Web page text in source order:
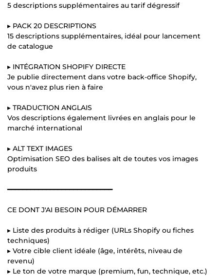
5 descriptions supplémentaires au tarif dégressif
▸ PACK 20 DESCRIPTIONS
15 descriptions supplémentaires, idéal pour lancement
de catalogue
▸ INTÉGRATION SHOPIFY DIRECTE
Je publie directement dans votre back-office Shopify,
vous n'avez plus rien à faire
▸ TRADUCTION ANGLAIS
Vos descriptions également livrées en anglais pour le
marché international
▸ ALT TEXT IMAGES
Optimisation SEO des balises alt de toutes vos images
produits
━━━━━━━━━━━━━━━━━━━━━━━━━━━
CE DONT J'AI BESOIN POUR DÉMARRER
▸ Liste des produits à rédiger (URLs Shopify ou fiches
techniques)
▸ Votre cible client idéale (âge, intérêts, niveau de
revenu)
▸ Le ton de votre marque (premium, fun, technique, etc.)